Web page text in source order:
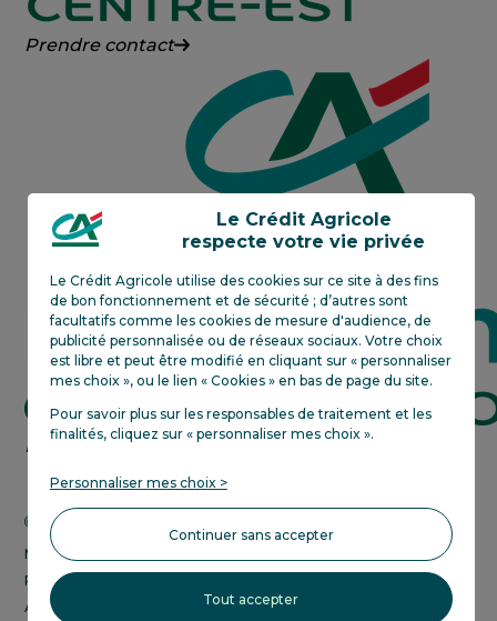
Crédit
Prendre contact
Crédit
bank
En savoir plus
Change CHF-EUR
Mentions légales
Politique de confidentialité
Accessibilité numérique du site
Le Crédit Agricole
respecte votre vie privée
Le Crédit Agricole utilise des cookies sur ce site à des fins
de bon fonctionnement et de sécurité ; d’autres sont
facultatifs comme les cookies de mesure d'audience, de
publicité personnalisée ou de réseaux sociaux. Votre choix
est libre et peut être modifié en cliquant sur « personnaliser
mes choix », ou le lien « Cookies » en bas de page du site.
Pour savoir plus sur les responsables de traitement et les
finalités, cliquez sur « personnaliser mes choix».
Personnaliser mes choix >
Continuer sans accepter
Tout accepter